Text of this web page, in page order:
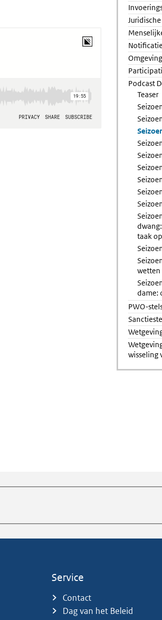
Notificatie
Podcast
Teaser
taak
wetten
dame:
PWO-
wisseling
Service
Contact
Dag van het Beleid